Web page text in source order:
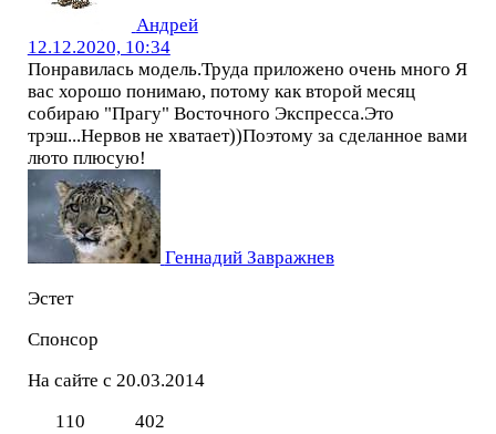
Андрей
12.12.2020, 10:34
Понравилась модель.Труда приложено очень много Я
вас хорошо понимаю, потому как второй месяц
собираю "Прагу" Восточного Экспресса.Это
трэш...Нервов не хватает))Поэтому за сделанное вами
люто плюсую!
Геннадий Завражнев
Эстет
Спонсор
На сайте с 20.03.2014
110
402